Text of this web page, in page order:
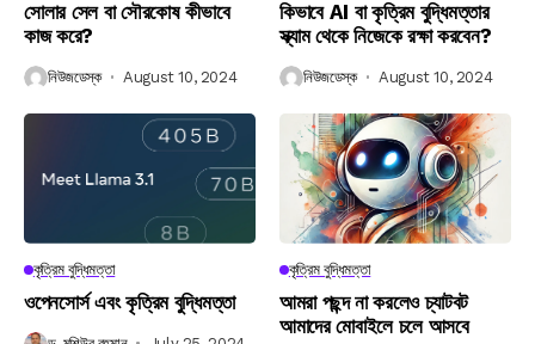
সোলার সেল বা সৌরকোষ কীভাবে
কাজ করে?
নিউজডেস্ক August 10, 2024
কিভাবে AI বা কৃত্রিম বুদ্ধিমত্তার
স্ক্যাম থেকে নিজেকে রক্ষা করবেন?
নিউজডেস্ক August 10, 2024
কৃত্রিম বুদ্ধিমত্তা
ওপেনসোর্স এবং কৃত্রিম বুদ্ধিমত্তা
কৃত্রিম বুদ্ধিমত্তা
আমরা পছন্দ না করলেও চ্যাটবট
আমাদের মোবাইলে চলে আসবে